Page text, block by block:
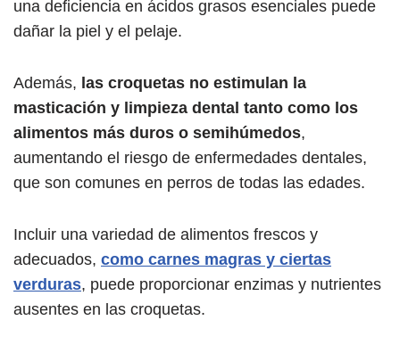
una deficiencia en ácidos grasos esenciales puede
dañar la piel y el pelaje.
Además, las croquetas no estimulan la
masticación y limpieza dental tanto como los
alimentos más duros o semihúmedos,
aumentando el riesgo de enfermedades dentales,
que son comunes en perros de todas las edades.
Incluir una variedad de alimentos frescos y
adecuados, como carnes magras y ciertas
verduras, puede proporcionar enzimas y nutrientes
ausentes en las croquetas.